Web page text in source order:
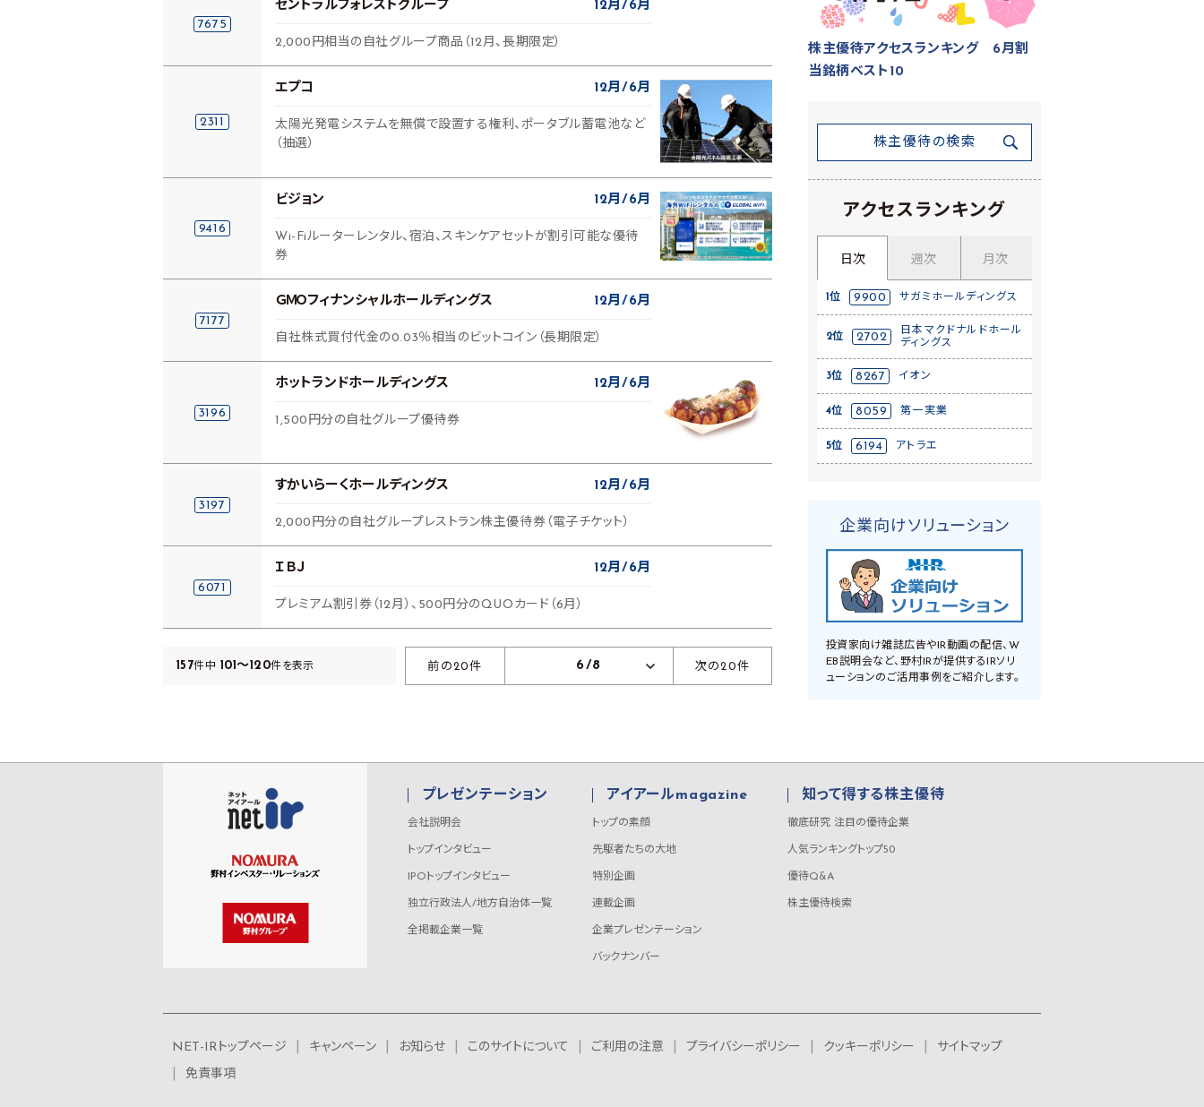
7675
セントラルフォレストグループ 12月 6月
2,000円相当の自社グループ商品（12月、長期限定）
2311
エプコ 12月 6月
太陽光発電システムを無償で設置する権利、ポータブル蓄電池など
（抽選）
9416
ビジョン 12月 6月
Wi-Fiルーターレンタル、宿泊、スキンケアセットが割引可能な優待
券
7177
ＧＭＯフィナンシャルホールディングス 12月 6月
自社株式買付代金の0.03％相当のビットコイン（長期限定）
3196
ホットランドホールディングス 12月 6月
1,500円分の自社グループ優待券
3197
すかいらーくホールディングス 12月 6月
2,000円分の自社グループレストラン株主優待券（電子チケット）
6071
ＩＢＪ 12月 6月
プレミアム割引券（12月）、500円分のQUOカード（6月）
157件中 101～120件を表示 前の20件 6/8 次の20件
株主優待アクセスランキング 6月割
当銘柄ベスト10
株主優待の検索
アクセスランキング
日次 週次 月次
1位 9900 サガミホールディングス
2位 2702
日本マクドナルドホール
ディングス
3位 8267 イオン
4位 8059 第一実業
5位 6194 アトラエ
企業向けソリューション
投資家向け雑誌広告やIR動画の配信、W
EB説明会など、野村IRが提供するIRソリ
ューションのご活用事例をご紹介します。
プレゼンテーション
会社説明会
トップインタビュー
IPOトップインタビュー
独立行政法人/地方自治体一覧
全掲載企業一覧
アイアールmagazine
トップの素顔
先駆者たちの大地
特別企画
連載企画
企業プレゼンテーション
バックナンバー
知って得する株主優待
徹底研究 注目の優待企業
人気ランキングトップ50
優待Q&A
株主優待検索
NET-IRトップページ キャンペーン お知らせ このサイトについて ご利用の注意 プライバシーポリシー クッキーポリシー
サイトマップ
免責事項